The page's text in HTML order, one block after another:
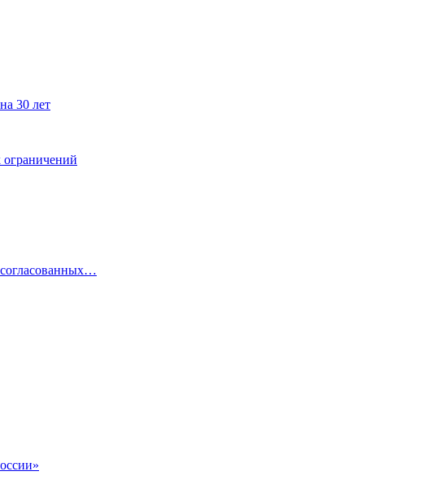
30 лет
ограничений